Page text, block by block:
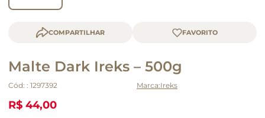
COMPARTILHAR
Malte Dark Ireks – 500g
Cód: : 1297392 Ireks
R$ 44,00